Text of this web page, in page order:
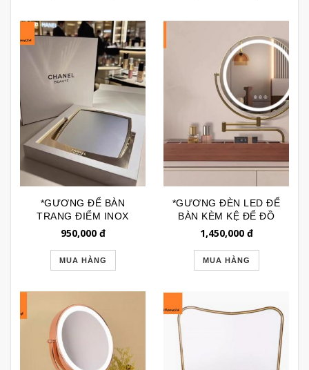
*GƯƠNG ĐỂ BÀN
TRANG ĐIỂM INOX
CAO CẤP CHANEL
950,000đ
MUA HÀNG
*GƯƠNG ĐÈN LED ĐỂ
BÀN KÈM KỆ ĐỂ ĐỒ
GLE111E
1,450,000đ
MUA HÀNG